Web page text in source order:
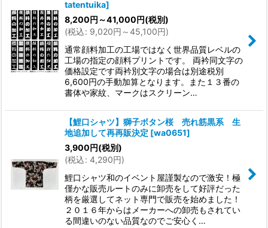
tatentuika]
8,200円 ～41,000円(税別)
(税込: 9,020円 ～45,100円)
通常顔料加工の工場ではなく世界品質レベルの
工場の指定の顔料プリントです。 両衿同文字の
価格設定です両衿別文字の場合は別途税別
6,600円の手動加算となります。また１３番の
書体や家紋、マークはスクリーン…
【鯉口シャツ】獅子ボタン桜 売れ筋黒系 生
地追加して再再販決定 [wa0651]
3,900円(税別)
(税込: 4,290円)
鯉口シャツ和のイベント屋謹製なので激安！極
僅かな販売ルートのみに卸売をして好評だった
柄を厳選してネット専門で販売を始めました！
２０１６年からはメーカーへの卸売もされてい
る間違いのない品質なのでご安心く…